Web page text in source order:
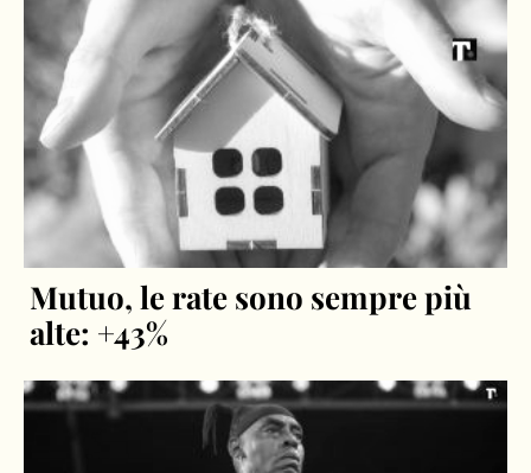
Mutuo, le rate sono sempre più
alte: +43%